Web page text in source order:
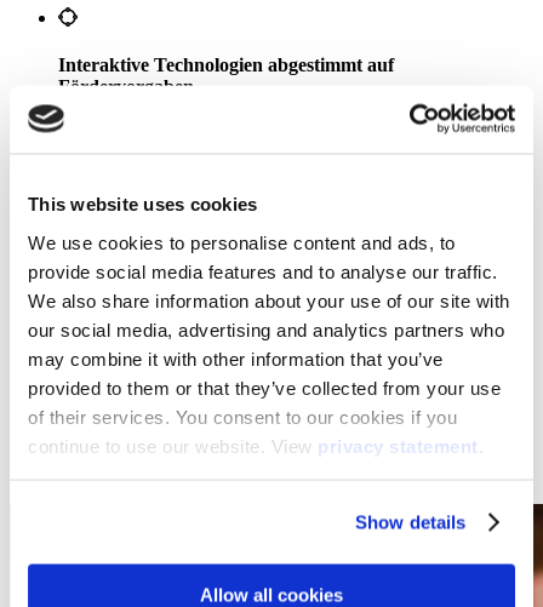
This website uses cookies
We use cookies to personalise content and ads, to
provide social media features and to analyse our traffic.
We also share information about your use of our site with
our social media, advertising and analytics partners who
may combine it with other information that you’ve
provided to them or that they’ve collected from your use
of their services. You consent to our cookies if you
continue to use our website. View privacy statement
Show details
Allow all cookies
Interaktive Technologien abgestimmt auf
Fördervorgaben
Weiterbildung und Training für Lehrkräfte
Technischer Support und Wartung